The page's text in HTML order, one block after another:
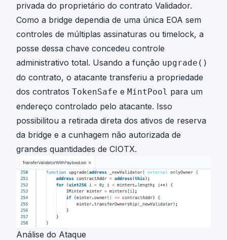
privada do proprietário do contrato Validador.
Como a bridge dependia de uma única EOA sem
controles de múltiplas assinaturas ou timelock, a
posse dessa chave concedeu controle
administrativo total. Usando a função upgrade()
do contrato, o atacante transferiu a propriedade
dos contratos TokenSafe e MintPool para um
endereço controlado pelo atacante. Isso
possibilitou a retirada direta dos ativos de reserva
da bridge e a cunhagem não autorizada de
grandes quantidades de CIOTX.
Análise do Ataque